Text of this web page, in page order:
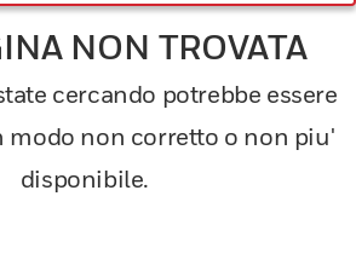
NON TROVATA
cercando potrebbe essere
modo non corretto o non piu'
disponibile.